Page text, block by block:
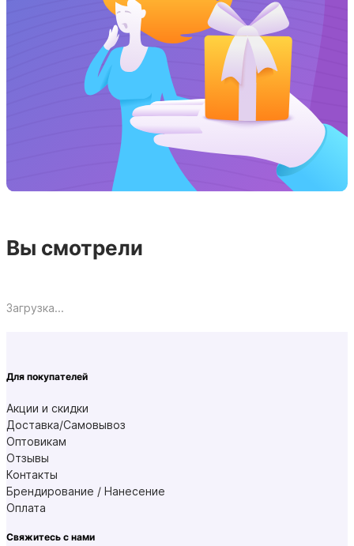
Вы смотрели
Загрузка...
Для покупателей
Акции и скидки
Доставка/Самовывоз
Оптовикам
Отзывы
Контакты
Брендирование / Нанесение
Оплата
Свяжитесь с нами